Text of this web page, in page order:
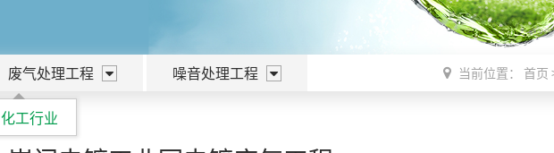
废气处理工程
化工行业
噪音处理工程 当前位置： 首页